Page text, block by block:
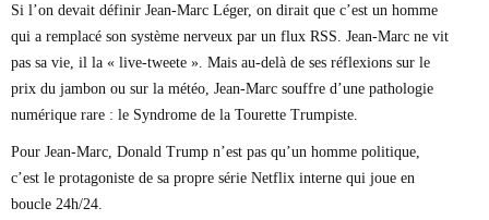
Si l’on devait définir Jean-Marc Léger, on dirait que c’est un homme
qui a remplacé son système nerveux par un flux RSS. Jean-Marc ne vit
pas sa vie, il la « live-tweete ». Mais au-delà de ses réflexions sur le
prix du jambon ou sur la météo, Jean-Marc souffre d’une pathologie
numérique rare : le Syndrome de la Tourette Trumpiste.
Pour Jean-Marc, Donald Trump n’est pas qu’un homme politique,
c’est le protagoniste de sa propre série Netflix interne qui joue en
boucle 24h/24.